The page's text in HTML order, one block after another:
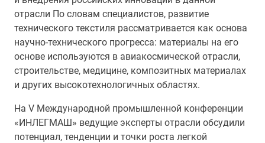
отрасли По словам специалистов, развитие
технического текстиля рассматривается как основа
научно-технического прогресса: материалы на его
основе используются в авиакосмической отрасли,
строительстве, медицине, композитных материалах
и других высокотехнологичных областях.
На V Международной промышленной конференции
«ИНЛЕГМАШ» ведущие эксперты отрасли обсудили
потенциал, тенденции и точки роста легкой